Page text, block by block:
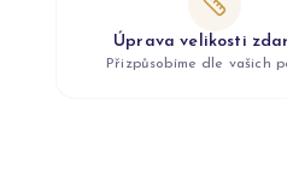
Úprava velikosti
Přizpůsobíme dle vašich